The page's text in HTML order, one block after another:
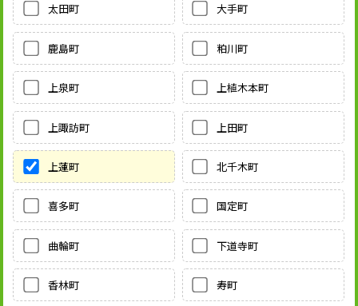
太田町 大手町
鹿島町 粕川町
上泉町 上植木本町
上諏訪町 上田町
上蓮町 北千木町
喜多町 国定町
曲輪町 下道寺町
香林町 寿町